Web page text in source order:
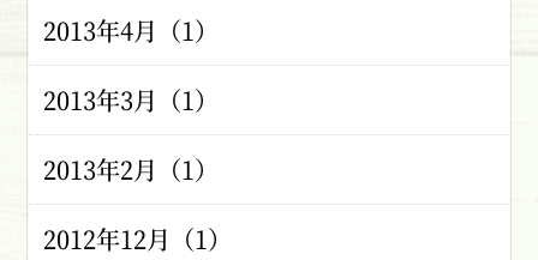
2013年4月（1）
2013年3月（1）
2013年2月（1）
2012年12月（1）